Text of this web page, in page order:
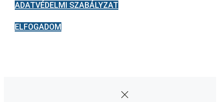
ADATVÉDELMI SZABÁLYZAT
ELFOGADOM